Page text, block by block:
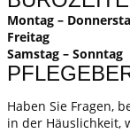
Montag –
Freitag
Samstag – Sonntag
Haben Sie Fragen,
in der Häuslichkeit,